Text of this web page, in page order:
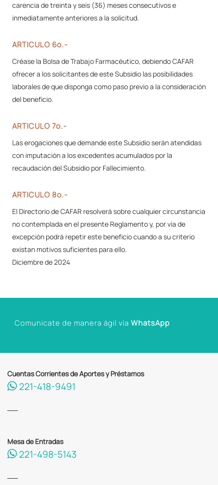
carencia de treinta y seis (36) meses consecutivos e
inmediatamente anteriores a la solicitud.
ARTICULO 6º.-
Créase la Bolsa de Trabajo Farmacéutico, debiendo CAFAR
ofrecer a los solicitantes de este Subsidio las posibilidades
laborales de que disponga como paso previo a la consideración
del beneficio.
ARTICULO 7º.-
Las erogaciones que demande este Subsidio serán atendidas
con imputación a los excedentes acumulados por la
recaudación del Subsidio por Fallecimiento.
ARTICULO 8º.-
El Directorio de CAFAR resolverá sobre cualquier circunstancia
no contemplada en el presente Reglamento y, por vía de
excepción podrá repetir este beneficio cuando a su criterio
existan motivos suficientes para ello.
Diciembre de 2024
Comunicate de manera ágil vía WhatsApp
Cuentas Corrientes de Aportes y Préstamos
221-418-9491
Mesa de Entradas
221-498-5143